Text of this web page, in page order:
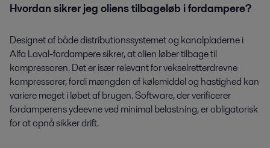
Hvordan sikrer jeg oliens tilbageløb i fordampere?
Designet af både distributionssystemet og kanalpladerne i
Alfa Laval-fordampere sikrer, at olien løber tilbage til
kompressoren. Det er især relevant for vekselretterdrevne
kompressorer, fordi mængden af kølemiddel og hastighed kan
variere meget i løbet af brugen. Software, der verificerer
fordamperens ydeevne ved minimal belastning, er obligatorisk
for at opnå sikker drift.